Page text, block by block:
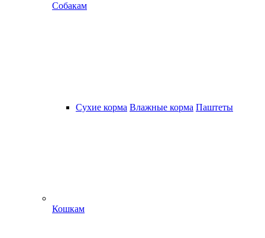
Собакам
Сухие корма Влажные корма Паштеты
Кошкам